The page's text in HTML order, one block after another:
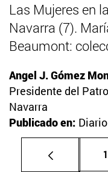
Las Mujeres en
Navarra (7).
Beaumont:
Angel J. Gómez
Presidente del
Navarra
Publicado en:
1